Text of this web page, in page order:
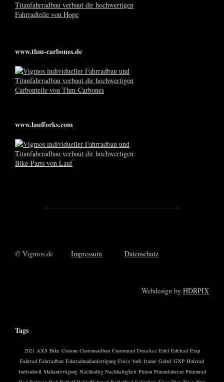
www.thm-carbones.de
www.laufforks.com
© Vigmos.de Impressum Datenschutz
Webdesign by HDRPIX
Tags
2021 AXS Bike Custom Customaufbau Customrad DuraAce Edel Edelrad Etap
Fahrrad Fahrradbau Fahrradmaßanfertigung Force fork frame Gabel GXP Holzrad
Individuell Maßanfertigung Nachhaltig Nachhaltigkeit Pinion Pinionfahrrad Pinionrad